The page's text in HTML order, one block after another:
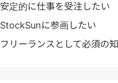
安定的に仕事を受注したい
StockSunに参画したい
フリーランスとして必須の